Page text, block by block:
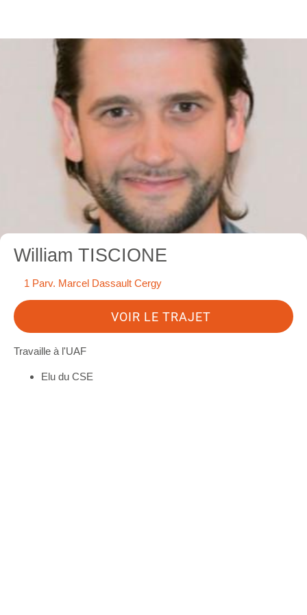
William TISCIONE
1 Parv. Marcel Dassault Cergy
VOIR LE TRAJET
Travaille à l'UAF
Elu du CSE